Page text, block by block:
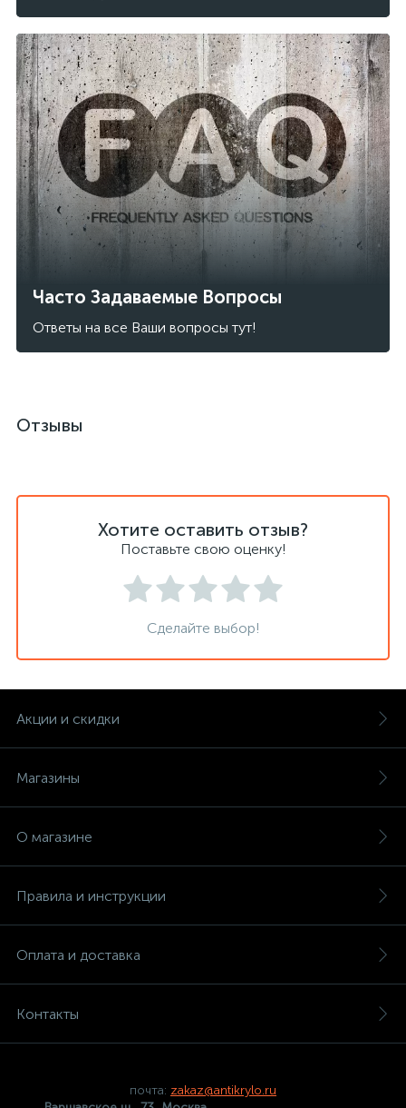
Часто Задаваемые Вопросы
Ответы на все Ваши вопросы тут!
Отзывы
Хотите оставить отзыв?
Поставьте свою оценку!
Сделайте выбор!
Акции и скидки
Магазины
О магазине
Правила и инструкции
Оплата и доставка
Контакты
почта: zakaz@antikrylo.ru